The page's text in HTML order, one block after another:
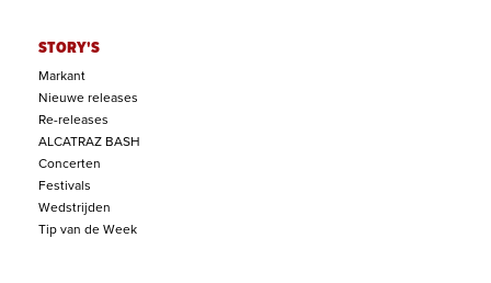
STORY'S
Markant
Nieuwe releases
Re-releases
ALCATRAZ BASH
Concerten
Festivals
Wedstrijden
Tip van de Week